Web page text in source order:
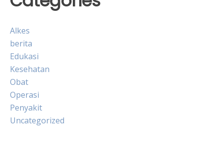
Alkes
berita
Edukasi
Kesehatan
Obat
Operasi
Penyakit
Uncategorized